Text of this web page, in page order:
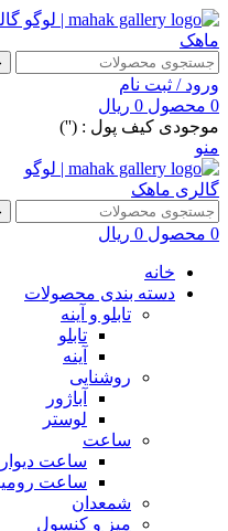
ورود / ثبت نام
0 محصول 0 ریال
موجودی کیف پول : ('')
منو
0 محصول 0 ریال
خانه
دسته بندی محصولات
تابلو و آینه
تابلو
آینه
روشنایی
آباژور
لوستر
ساعت
ساعت
ساعت
شمعدان
میز و کنسول